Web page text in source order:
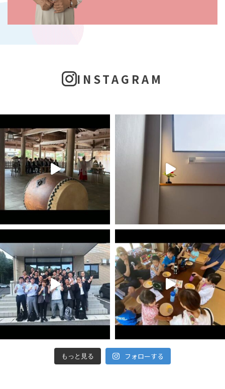
INSTAGRAM
もっと見る フォローする